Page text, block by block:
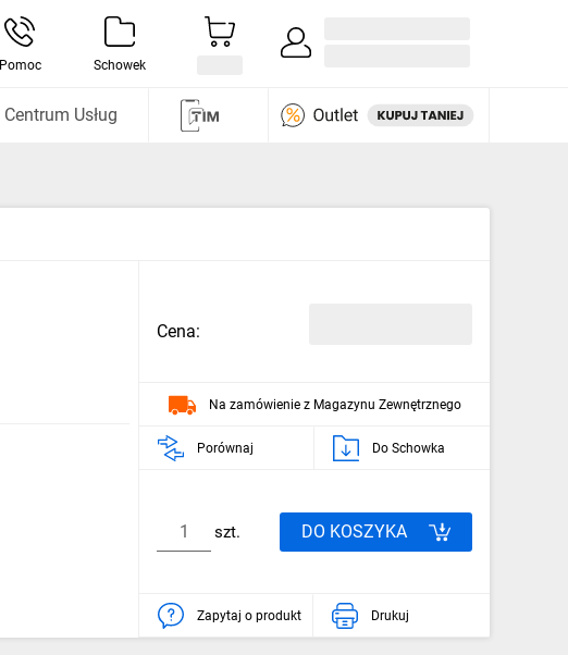
Pomoc Schowek
Centrum Usług
Cena:
Na zamówienie z Magazynu Zewnętrznego
Porównaj Do Schowka
szt. DO KOSZYKA
Zapytaj o produkt Drukuj